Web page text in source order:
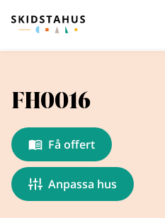
FH0016
Få offert
Anpassa hus